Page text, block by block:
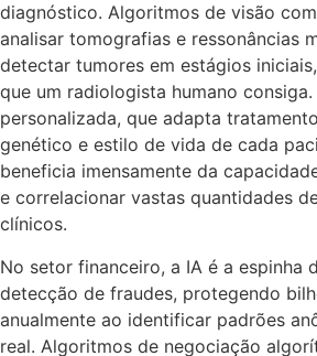
diagnóstico. Algoritmos de visão
analisar tomografias e ressonâncias
detectar tumores em estágios
que um radiologista humano
personalizada, que adapta
genético e estilo de vida de cada
beneficia imensamente da
e correlacionar vastas quantidades
clínicos.
No setor financeiro, a IA é a espinha
detecção de fraudes, protegendo
anualmente ao identificar padrões
real. Algoritmos de negociação